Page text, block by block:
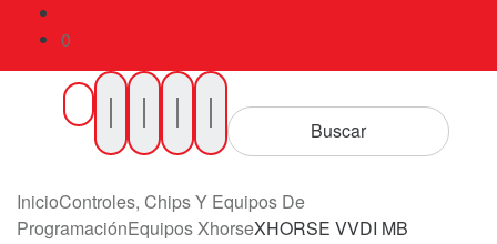
0
Buscar
por
Productos
Buscar
InicioControles, Chips Y Equipos De
ProgramaciónEquipos XhorseXHORSE VVDI MB